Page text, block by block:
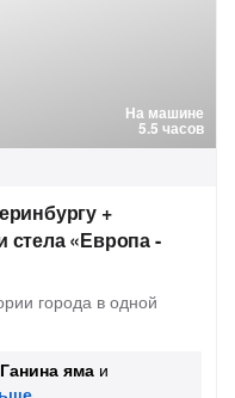
На машине
5.5 часов
+
стела «Европа -
города в одной
Ганина яма и